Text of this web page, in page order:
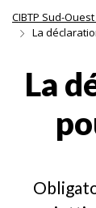
CIBTP Sud-
La
La